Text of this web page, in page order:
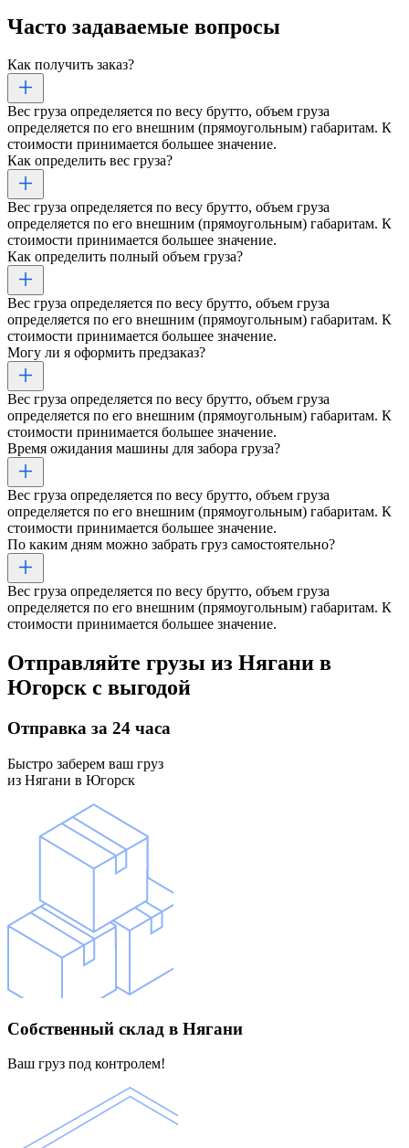
Часто задаваемые вопросы
Как получить заказ?
Вес груза определяется по весу брутто, объем груза
определяется по его внешним (прямоугольным) габаритам. К
стоимости принимается большее значение.
Как определить вес груза?
Вес груза определяется по весу брутто, объем груза
определяется по его внешним (прямоугольным) габаритам. К
стоимости принимается большее значение.
Как определить полный объем груза?
Вес груза определяется по весу брутто, объем груза
определяется по его внешним (прямоугольным) габаритам. К
стоимости принимается большее значение.
Могу ли я оформить предзаказ?
Вес груза определяется по весу брутто, объем груза
определяется по его внешним (прямоугольным) габаритам. К
стоимости принимается большее значение.
Время ожидания машины для забора груза?
Вес груза определяется по весу брутто, объем груза
определяется по его внешним (прямоугольным) габаритам. К
стоимости принимается большее значение.
По каким дням можно забрать груз самостоятельно?
Вес груза определяется по весу брутто, объем груза
определяется по его внешним (прямоугольным) габаритам. К
стоимости принимается большее значение.
Отправляйте грузы из Нягани в
Югорск с выгодой
Отправка за 24 часа
Быстро заберем ваш груз
из Нягани в Югорск
Собственный склад в Нягани
Ваш груз под контролем!